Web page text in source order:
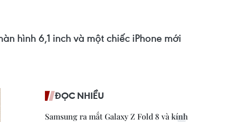
hình 6,1 inch và một chiếc iPhone mới
ĐỌC NHIỀU
Samsung ra mắt Galaxy Z Fold 8 và kính